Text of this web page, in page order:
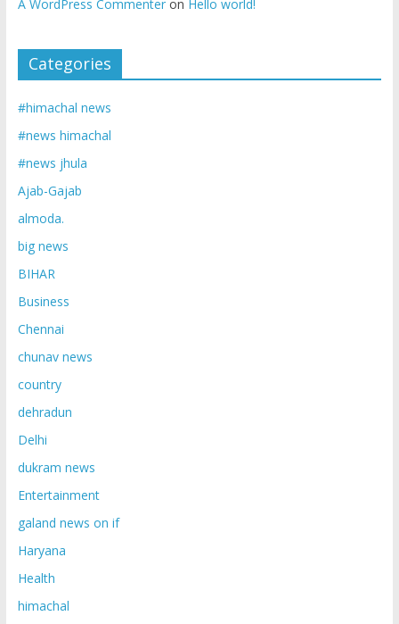
A WordPress Commenteron Hello world!
Categories
#himachal news
#news himachal
#news jhula
Ajab-Gajab
almoda.
big news
BIHAR
Business
Chennai
chunav news
country
dehradun
Delhi
dukram news
Entertainment
galand news on if
Haryana
Health
himachal